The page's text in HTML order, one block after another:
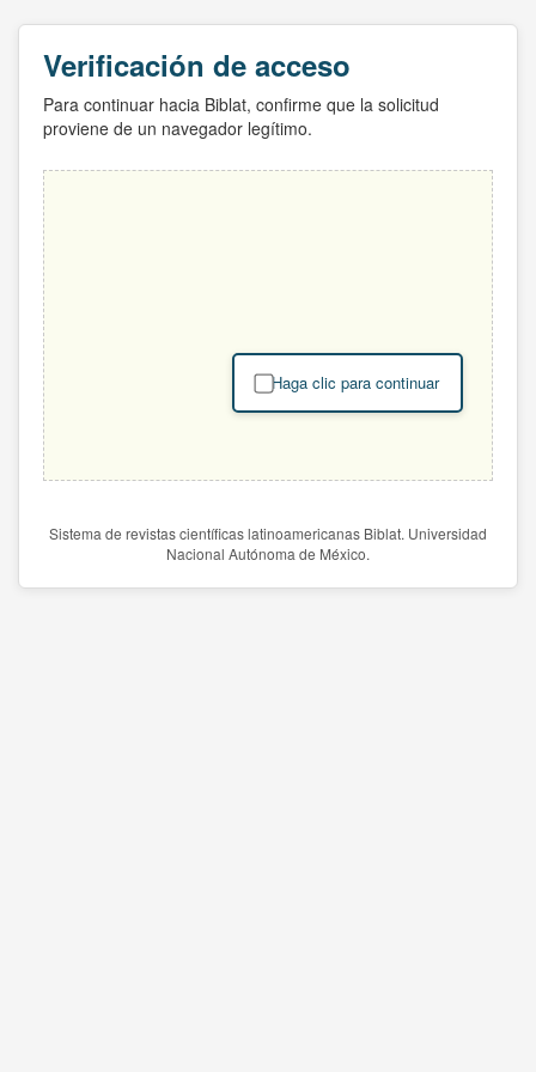
Verificación de acceso
Para continuar hacia Biblat, confirme que la solicitud
proviene de un navegador legítimo.
Haga clic para continuar
Sistema de revistas científicas latinoamericanas Biblat. Universidad
Nacional Autónoma de México.